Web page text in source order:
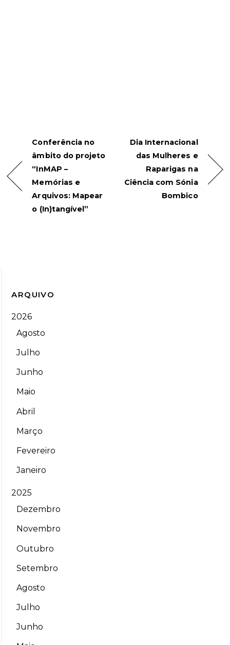
Conferência no
âmbito do projeto
“InMAP –
Memórias e
Arquivos: Mapear
o (In)tangível”
Dia Internacional
das Mulheres e
Raparigas na
Ciência com Sónia
Bombico
ARQUIVO
2026
Agosto
Julho
Junho
Maio
Abril
Março
Fevereiro
Janeiro
2025
Dezembro
Novembro
Outubro
Setembro
Agosto
Julho
Junho